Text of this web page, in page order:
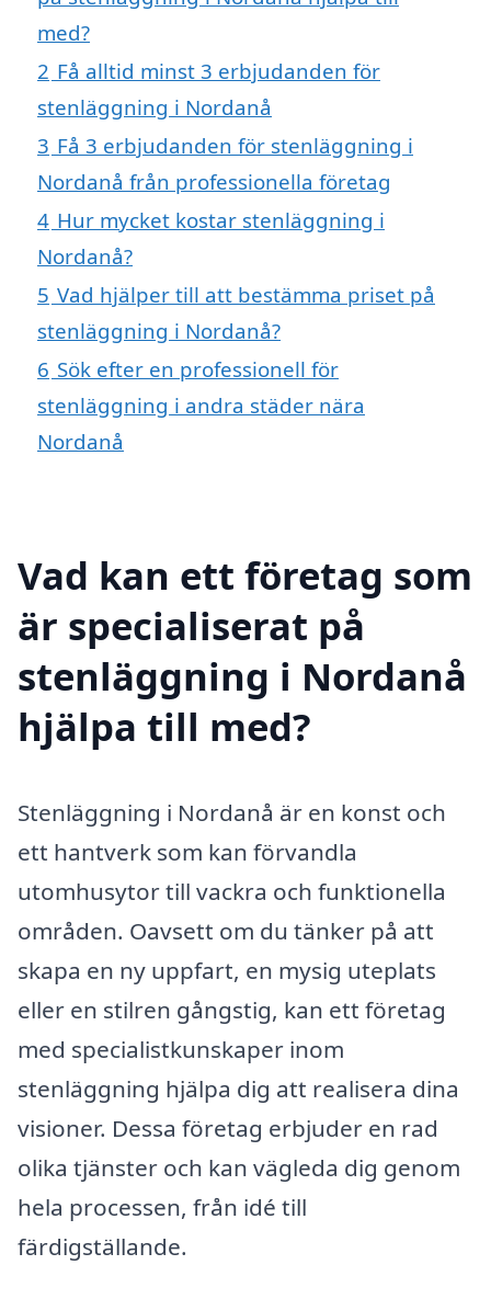
med?
2 Få alltid minst 3 erbjudanden för
stenläggning i Nordanå
3 Få 3 erbjudanden för stenläggning i
Nordanå från professionella företag
4 Hur mycket kostar stenläggning i
Nordanå?
5 Vad hjälper till att bestämma priset på
stenläggning i Nordanå?
6 Sök efter en professionell för
stenläggning i andra städer nära
Nordanå
Vad kan ett företag som
är specialiserat på
stenläggning i Nordanå
hjälpa till med?
Stenläggning i Nordanå är en konst och
ett hantverk som kan förvandla
utomhusytor till vackra och funktionella
områden. Oavsett om du tänker på att
skapa en ny uppfart, en mysig uteplats
eller en stilren gångstig, kan ett företag
med specialistkunskaper inom
stenläggning hjälpa dig att realisera dina
visioner. Dessa företag erbjuder en rad
olika tjänster och kan vägleda dig genom
hela processen, från idé till
färdigställande.